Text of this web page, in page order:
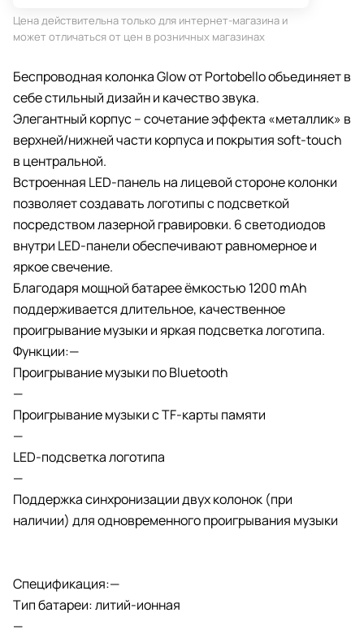
Цена действительна только для интернет-магазина и
может отличаться от цен в розничных магазинах
Беспроводная колонка Glow от Portobello объединяет в
себе стильный дизайн и качество звука.
Элегантный корпус – сочетание эффекта «металлик» в
верхней/нижней части корпуса и покрытия soft-touch
в центральной.
Встроенная LED-панель на лицевой стороне колонки
позволяет создавать логотипы с подсветкой
посредством лазерной гравировки. 6 светодиодов
внутри LED-панели обеспечивают равномерное и
яркое свечение.
Благодаря мощной батарее ёмкостью 1200 mAh
поддерживается длительное, качественное
проигрывание музыки и яркая подсветка логотипа.
Функции:—
Проигрывание музыки по Bluetooth
—
Проигрывание музыки с TF-карты памяти
—
LED-подсветка логотипа
—
Поддержка синхронизации двух колонок (при
наличии) для одновременного проигрывания музыки
Спецификация:—
Тип батареи: литий-ионная
—